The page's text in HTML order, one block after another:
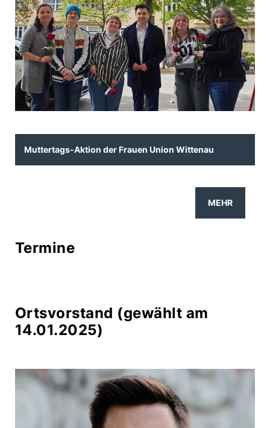
Muttertags-Aktion der Frauen Union Wittenau
MEHR
Termine
Ortsvorstand (gewählt am
14.01.2025)